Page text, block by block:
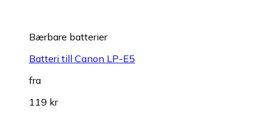
Bærbare batterier
Batteri till Canon LP-E5
fra
119 kr